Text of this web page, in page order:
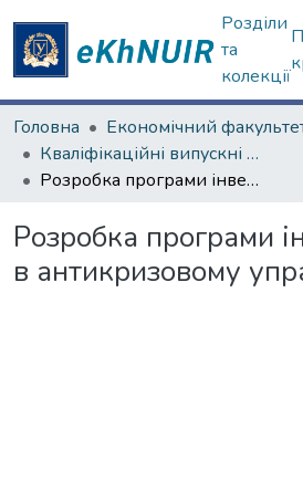
Розділи
та
колекції
Головна
Економічний
Кваліфікаційні випускні роботи магістрів. Економічний факультет
Розробка програми інвестування в антикризовому управлінні
Розробка програми
в антикризовому